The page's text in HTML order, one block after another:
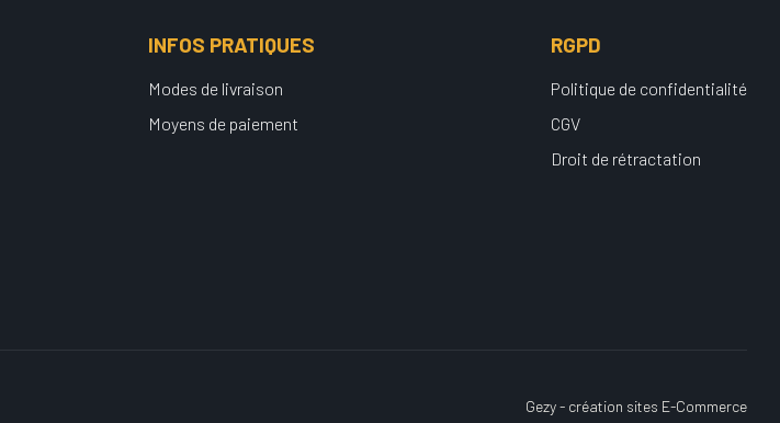
INFOS PRATIQUES
Modes de livraison
Moyens de paiement
RGPD
Politique de confidentialité
CGV
Droit de rétractation
Gezy - création sites E-Commerce